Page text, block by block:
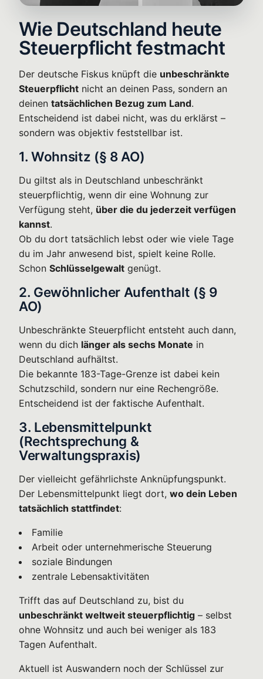
Wie Deutschland heute
Steuerpflicht festmacht
Der deutsche Fiskus knüpft die unbeschränkte
Steuerpflicht nicht an deinen Pass, sondern an
deinen tatsächlichen Bezug zum Land.
Entscheidend ist dabei nicht, was du erklärst –
sondern was objektiv feststellbar ist.
1. Wohnsitz (§ 8 AO)
Du giltst als in Deutschland unbeschränkt
steuerpflichtig, wenn dir eine Wohnung zur
Verfügung steht, über die du jederzeit verfügen
kannst.
Ob du dort tatsächlich lebst oder wie viele Tage
du im Jahr anwesend bist, spielt keine Rolle.
Schon Schlüsselgewalt genügt.
2. Gewöhnlicher Aufenthalt (§ 9
AO)
Unbeschränkte Steuerpflicht entsteht auch dann,
wenn du dich länger als sechs Monate in
Deutschland aufhältst.
Die bekannte 183-Tage-Grenze ist dabei kein
Schutzschild, sondern nur eine Rechengröße.
Entscheidend ist der faktische Aufenthalt.
3. Lebensmittelpunkt
(Rechtsprechung &
Verwaltungspraxis)
Der vielleicht gefährlichste Anknüpfungspunkt.
Der Lebensmittelpunkt liegt dort, wo dein Leben
tatsächlich stattfindet:
Familie
Arbeit oder unternehmerische Steuerung
soziale Bindungen
zentrale Lebensaktivitäten
Trifft das auf Deutschland zu, bist du
unbeschränkt weltweit steuerpflichtig – selbst
ohne Wohnsitz und auch bei weniger als 183
Tagen Aufenthalt.
Aktuell ist Auswandern noch der Schlüssel zur